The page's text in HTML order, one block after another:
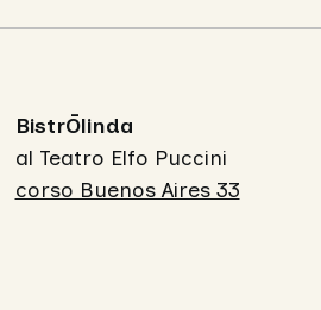
BistrŌlinda
al Teatro Elfo Puccini
corso Buenos Aires 33